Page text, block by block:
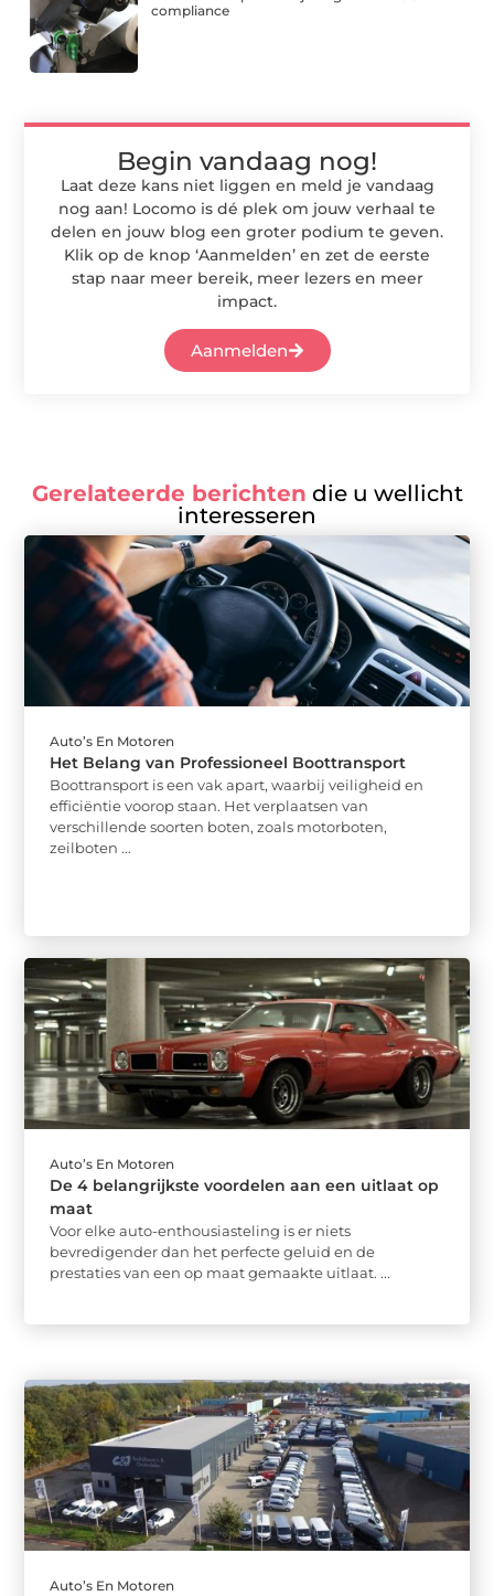
compliance
Begin vandaag nog!
Laat deze kans niet liggen en meld je vandaag
nog aan! Locomo is dé plek om jouw verhaal te
delen en jouw blog een groter podium te geven.
Klik op de knop ‘Aanmelden’ en zet de eerste
stap naar meer bereik, meer lezers en meer
impact.
Aanmelden
Gerelateerde berichten die u wellicht
interesseren
Auto’s En Motoren
Het Belang van Professioneel Boottransport
Boottransport is een vak apart, waarbij veiligheid en
efficiëntie voorop staan. Het verplaatsen van
verschillende soorten boten, zoals motorboten,
zeilboten ...
Auto’s En Motoren
De 4 belangrijkste voordelen aan een uitlaat op
maat
Voor elke auto-enthousiasteling is er niets
bevredigender dan het perfecte geluid en de
prestaties van een op maat gemaakte uitlaat. ...
Auto’s En Motoren